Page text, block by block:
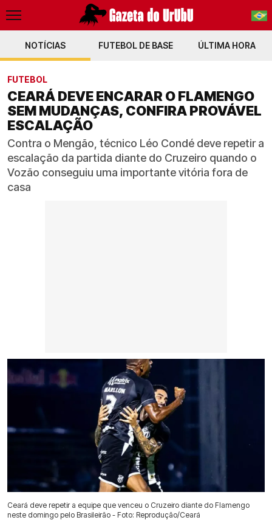
PT-BR
NOTÍCIAS FUTEBOL DE BASE ÚLTIMA HORA
FUTEBOL
CEARÁ DEVE ENCARAR O FLAMENGO
SEM MUDANÇAS, CONFIRA PROVÁVEL
ESCALAÇÃO
Contra o Mengão, técnico Léo Condé deve repetir a
escalação da partida diante do Cruzeiro quando o
Vozão conseguiu uma importante vitória fora de
casa
Ceará deve repetir a equipe que venceu o Cruzeiro diante do Flamengo
neste domingo pelo Brasileirão - Foto: Reprodução/Ceará